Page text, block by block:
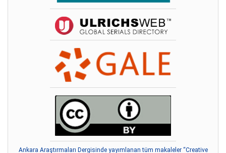
Ankara Araştırmaları Dergisinde yayımlanan tüm makaleler “Creative